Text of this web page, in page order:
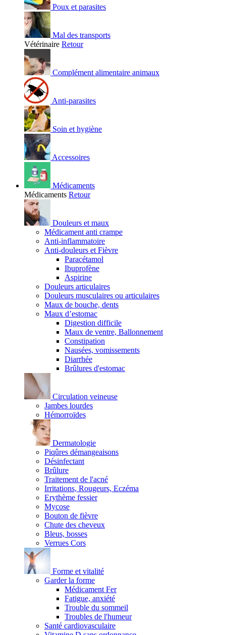
Poux et parasites
Mal des transports
Vétérinaire Retour
Complément alimentaire animaux
Anti-parasites
Soin et hygiène
Accessoires
Médicaments
Médicaments Retour
Douleurs et maux
Médicament anti crampe
Anti-inflammatoire
Anti-douleurs et Fièvre
Paracétamol
Ibuprofène
Aspirine
Douleurs articulaires
Douleurs musculaires ou articulaires
Maux de bouche, dents
Maux d’estomac
Digestion difficile
Maux de ventre, Ballonnement
Constipation
Nausées, vomissements
Diarrhée
Brûlures d'estomac
Circulation veineuse
Jambes lourdes
Hémorroïdes
Dermatologie
Piqûres démangeaisons
Désinfectant
Brûlure
Traitement de l'acné
Irritations, Rougeurs, Eczéma
Erythème fessier
Mycose
Bouton de fièvre
Chute des cheveux
Bleus, bosses
Verrues Cors
Forme et vitalité
Garder la forme
Médicament Fer
Fatigue, anxiété
Trouble du sommeil
Troubles de l'humeur
Santé cardiovasculaire